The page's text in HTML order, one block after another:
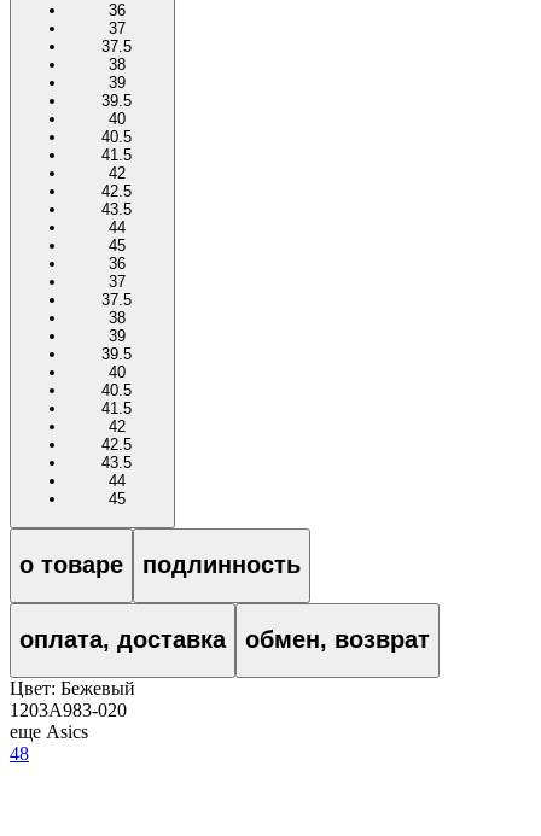
36
37
37.5
38
39
39.5
40
40.5
41.5
42
42.5
43.5
44
45
36
37
37.5
38
39
39.5
40
40.5
41.5
42
42.5
43.5
44
45
о товаре подлинность
оплата, доставка обмен, возврат
Цвет: Бежевый
1203A983-020
еще Asics
48